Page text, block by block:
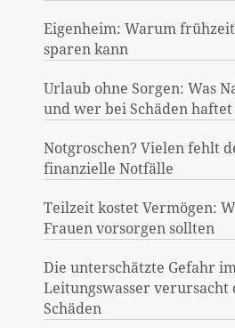
Eigenheim: Warum
sparen kann
Urlaub ohne Sorgen: Was
und wer bei Schäden haftet
Notgroschen? Vielen fehlt
finanzielle Notfälle
Teilzeit kostet Vermögen:
Frauen vorsorgen sollten
Die unterschätzte Gefahr
Leitungswasser verursacht
Schäden